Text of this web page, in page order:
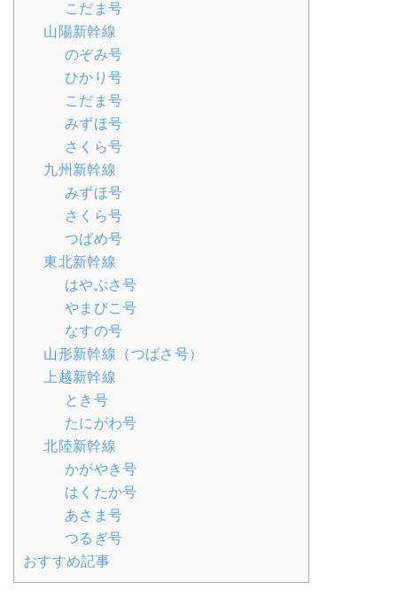
こだま号
山陽新幹線
のぞみ号
ひかり号
こだま号
みずほ号
さくら号
九州新幹線
みずほ号
さくら号
つばめ号
東北新幹線
はやぶさ号
やまびこ号
なすの号
山形新幹線（つばさ号）
上越新幹線
とき号
たにがわ号
北陸新幹線
かがやき号
はくたか号
あさま号
つるぎ号
おすすめ記事